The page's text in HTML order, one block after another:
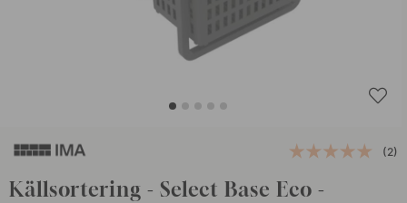
(2)
Källsortering - Select Base Eco -